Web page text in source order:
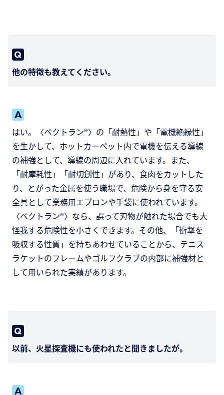
他の特徴も教えてください。
はい。〈ベクトラン®〉の「耐熱性」や「電機絶縁性」
を生かして、ホットカーペット内で電機を伝える導線
の補強として、導線の周辺に入れています。また、
「耐摩耗性」「耐切創性」があり、食肉をカットした
り、とがった金属を使う職場で、危険から身を守る安
全具として業務用エプロンや手袋に使われています。
〈ベクトラン®〉なら、誤って刃物が触れた場合でも大
怪我する危険性を小さくできます。その他、「衝撃を
吸収する性質」を持ちあわせていることから、テニス
ラケットのフレームやゴルフクラブの内部に補強材と
して用いられた実績があります。
以前、火星探査機にも使われたと聞きましたが。